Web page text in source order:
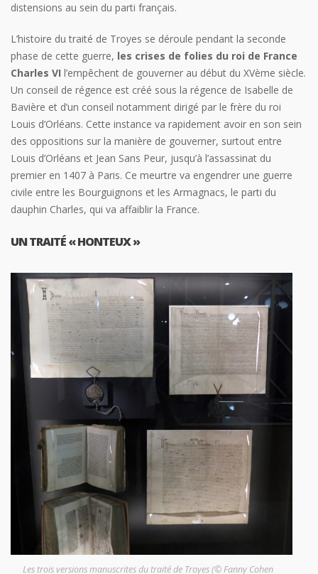
distensions au sein du parti français.
L’histoire du traité de Troyes se déroule pendant la seconde
phase de cette guerre, les crises de folies du roi de France
Charles VI l’empêchent de gouverner au début du XVème siècle.
Un conseil de régence est créé sous la régence de Isabelle de
Bavière et d’un conseil notamment dirigé par le frère du roi
Louis d’Orléans. Cette instance va rapidement avoir en son sein
des oppositions sur la manière de gouverner, surtout entre
Louis d’Orléans et Jean Sans Peur, jusqu’à l’assassinat du
premier en 1407 à Paris. Ce meurtre va engendrer une guerre
civile entre les Bourguignons et les Armagnacs, le parti du
dauphin Charles, qui va affaiblir la France.
UN TRAITÉ « HONTEUX »
Les trois versions manuscrites du traité de Troyes (© Fanny Cohen